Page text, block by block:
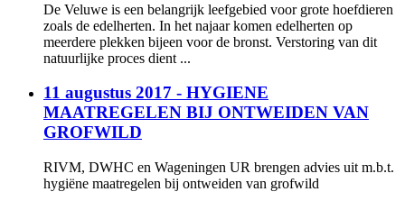
De Veluwe is een belangrijk leefgebied voor grote hoefdieren
zoals de edelherten. In het najaar komen edelherten op
meerdere plekken bijeen voor de bronst. Verstoring van dit
natuurlijke proces dient ...
11 augustus 2017 - HYGIENE
MAATREGELEN BIJ ONTWEIDEN VAN
GROFWILD
RIVM, DWHC en Wageningen UR brengen advies uit m.b.t.
hygiëne maatregelen bij ontweiden van grofwild